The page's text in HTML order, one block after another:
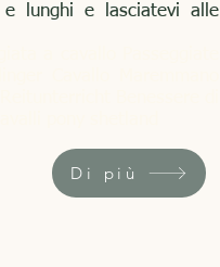
Di più
un'esperienza privata
gruppo di amici.
Di più
lunghi e lasciatevi alle
Di più